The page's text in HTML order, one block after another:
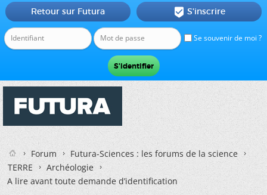
Se souvenir de moi ?
Retour sur Futura  S'inscrire
Forum
Futura-Sciences : les forums de la science
TERRE
Archéologie
A lire avant toute demande d’identification